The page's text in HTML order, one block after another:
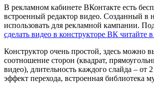
В рекламном кабинете ВКонтакте есть
встроенный редактор видео. Созданный в
использовать для рекламной кампании.
сделать видео в конструкторе ВК читайте
Конструктор очень простой, здесь можно
соотношение сторон (квадрат,
видео), длительность каждого слайда – от
эффект перехода, встроенная библиотека